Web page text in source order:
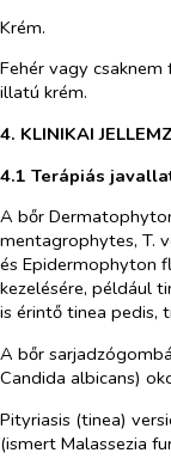
Krém.
Fehér vagy
illatú krém.
4. KLINIKAI
4.1 Terápiás
A bőr
mentagrophytes, T.
és Epidermophyton
kezelésére, például
is érintő tinea pedis,
A bőr
Candida albicans)
Pityriasis (tinea)
(ismert Malassezia